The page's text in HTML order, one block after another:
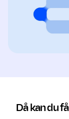
Då kan du